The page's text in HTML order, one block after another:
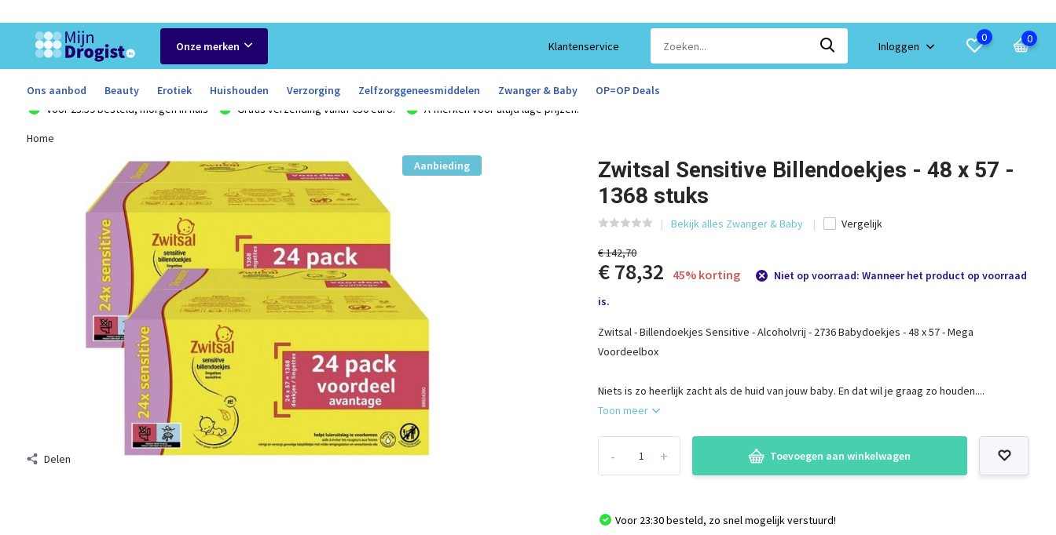
Onze merken Klantenservice Inloggen
Ons aanbod Beauty Erotiek Huishouden Verzorging Zelfzorggeneesmiddelen Zwanger & Baby OP=OP Deals
Voor 23:59 besteld, morgen in huis Gratis verzending vanaf €50 euro! A-merken voor altijd lage prijzen!
Home
Aanbieding
Delen
Zwitsal Sensitive Billendoekjes - 48 x 57 -
1368 stuks
Bekijk alles Zwanger & Baby Vergelijk
€ 142,70
€ 78,32 45% korting
Niet op voorraad: Wanneer het product op voorraad
is.
Zwitsal - Billendoekjes Sensitive - Alcoholvrij - 2736 Babydoekjes - 48 x 57 - Mega
Voordeelbox
Niets is zo heerlijk zacht als de huid van jouw baby. En dat wil je graag zo houden....
Toon meer
+
- Toevoegen aan winkelwagen
Voor 23:30 besteld, zo snel mogelijk verstuurd!